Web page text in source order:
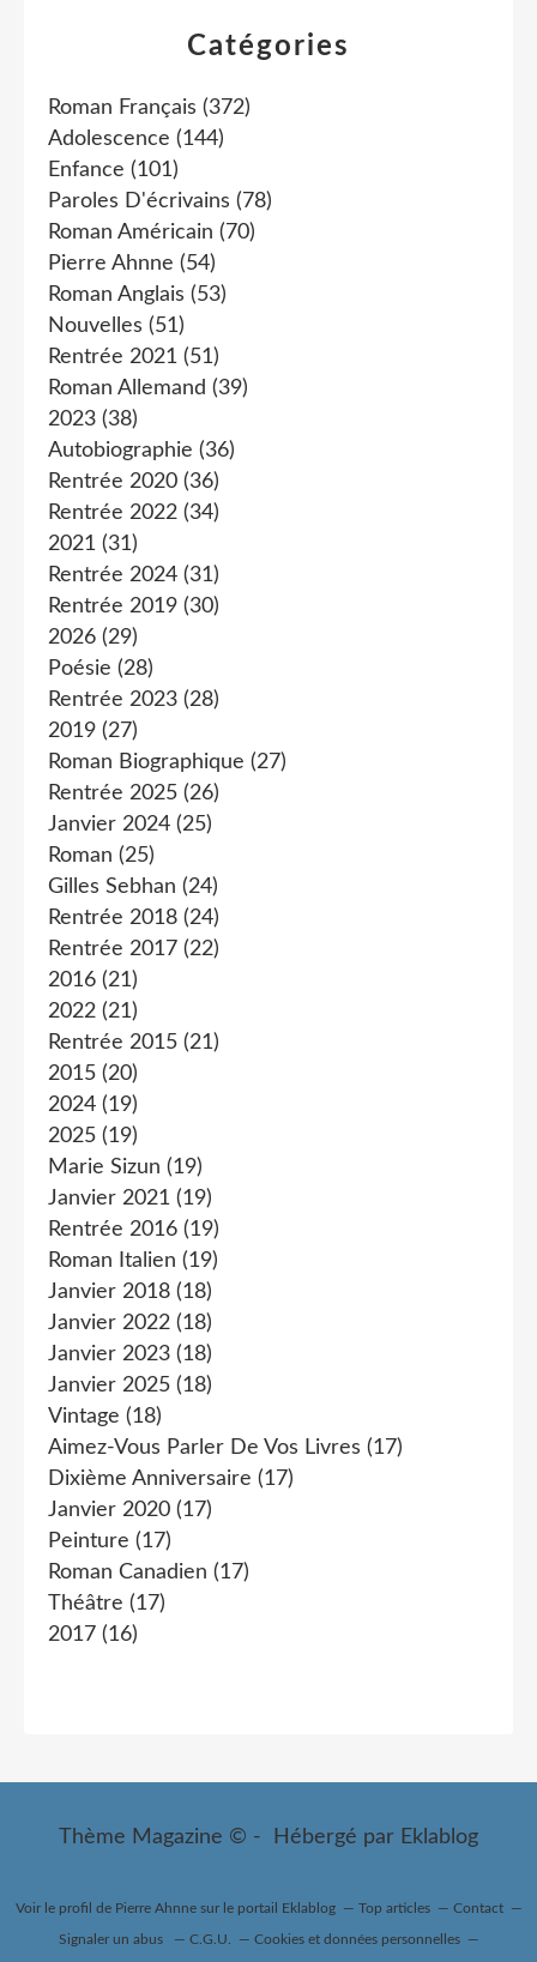
Catégories
Roman Français (372)
Adolescence (144)
Enfance (101)
Paroles D'écrivains (78)
Roman Américain (70)
Pierre Ahnne (54)
Roman Anglais (53)
Nouvelles (51)
Rentrée 2021 (51)
Roman Allemand (39)
2023 (38)
Autobiographie (36)
Rentrée 2020 (36)
Rentrée 2022 (34)
2021 (31)
Rentrée 2024 (31)
Rentrée 2019 (30)
2026 (29)
Poésie (28)
Rentrée 2023 (28)
2019 (27)
Roman Biographique (27)
Rentrée 2025 (26)
Janvier 2024 (25)
Roman (25)
Gilles Sebhan (24)
Rentrée 2018 (24)
Rentrée 2017 (22)
2016 (21)
2022 (21)
Rentrée 2015 (21)
2015 (20)
2024 (19)
2025 (19)
Marie Sizun (19)
Janvier 2021 (19)
Rentrée 2016 (19)
Roman Italien (19)
Janvier 2018 (18)
Janvier 2022 (18)
Janvier 2023 (18)
Janvier 2025 (18)
Vintage (18)
Aimez-Vous Parler De Vos Livres (17)
Dixième Anniversaire (17)
Janvier 2020 (17)
Peinture (17)
Roman Canadien (17)
Théâtre (17)
2017 (16)
Thème Magazine © - Hébergé par Eklablog
Voir le profil de Pierre Ahnnesur le portail Eklablog Top articles Contact
Signaler un abus C.G.U. Cookies et données personnelles